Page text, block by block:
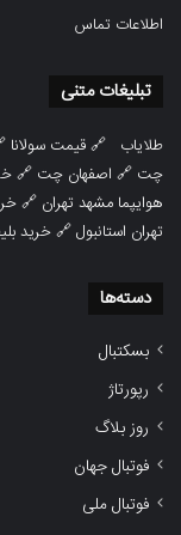
اطلاعات تماس
تبلیغات متنی
طلایاب 🔗قیمت سولانا
چت 🔗 اصفهان چت 🔗
هوایپما مشهد تهران 🔗
تهران استانبول🔗خرید
دسته‌ها
بسکتبال
رپورتاژ
روز بلاگ
فوتبال جهان
فوتبال ملی